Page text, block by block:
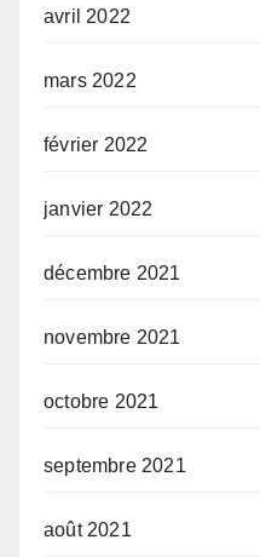
avril 2022
mars 2022
février 2022
janvier 2022
décembre 2021
novembre 2021
octobre 2021
septembre 2021
août 2021